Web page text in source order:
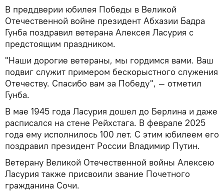
В преддверии юбилея Победы в Великой
Отечественной войне президент Абхазии Бадра
Гунба поздравил ветерана Алексея Ласурия с
предстоящим праздником.
"Наши дорогие ветераны, мы гордимся вами. Ваш
подвиг служит примером бескорыстного служения
Отечеству. Спасибо вам за Победу", — отметил
Гунба.
В мае 1945 года Ласурия дошел до Берлина и даже
расписался на стене Рейхстага. В феврале 2025
года ему исполнилось 100 лет. С этим юбилеем его
поздравил президент России Владимир Путин.
Ветерану Великой Отечественной войны Алексею
Ласурия также присвоили звание Почетного
гражданина Сочи.